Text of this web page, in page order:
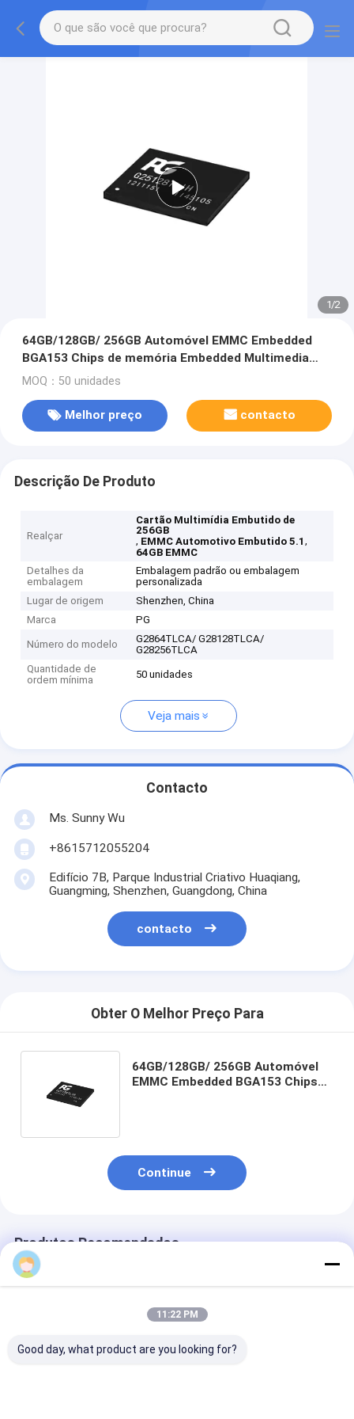
1/2
64GB/128GB/ 256GB Automóvel EMMC Embedded
BGA153 Chips de memória Embedded Multimedia
Card 256GB
MOQ：50 unidades
Melhor preço contacto
Descrição De Produto
Realçar
Cartão Multimídia Embutido de
256GB
, EMMC Automotivo Embutido 5.1,
64GB EMMC
Detalhes da
embalagem
Embalagem padrão ou embalagem
personalizada
Lugar de origem
Shenzhen, China
Marca
PG
Número do modelo
G2864TLCA/ G28128TLCA/
G28256TLCA
Quantidade de
ordem mínima
50 unidades
Veja mais
Contacto
Ms. Sunny Wu
+8615712055204
Edifício 7B, Parque Industrial Criativo Huaqiang,
Guangming, Shenzhen, Guangdong, China
contacto
Obter O Melhor Preço Para
64GB/128GB/ 256GB Automóvel
EMMC Embedded BGA153 Chips
Continue
Produtos Recomendados
11:22 PM
Good day, what product are you looking for?